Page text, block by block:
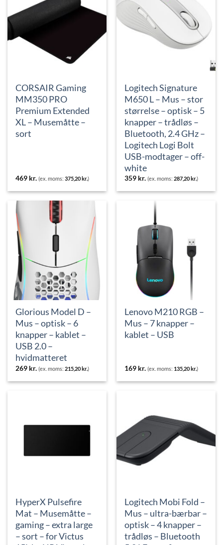
CORSAIR Gaming
MM350 PRO
Premium Extended
XL – Musemåtte –
sort
469 kr. (ex. moms:375,20kr.)
Logitech Signature
M650 L – Mus – stor
størrelse – optisk – 5
knapper – trådløs –
Bluetooth, 2.4 GHz –
Logitech Logi Bolt
USB-modtager – off-
white
359 kr. (ex. moms:287,20kr.)
Glorious Model D –
Mus – optisk – 6
knapper – kablet –
USB 2.0 –
hvidmatteret
269 kr. (ex. moms:215,20kr.)
Lenovo M210 RGB –
Mus – 7 knapper –
kablet – USB
169 kr. (ex. moms: 135,20kr.)
HyperX Pulsefire
Mat – Musemåtte –
gaming – extra large
– sort – for Victus
Logitech Mobi Fold –
Mus – ultra-bærbar –
optisk – 4 knapper –
trådløs – Bluetooth